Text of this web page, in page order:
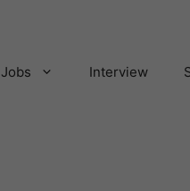
Jobs Interview